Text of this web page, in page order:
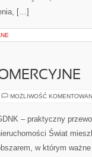
[…]
MOŻLIWOŚĆ
– praktyczny
Świat
w którym